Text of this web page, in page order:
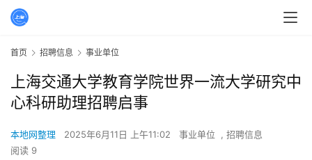
首页 招聘信息 事业单位
上海交通大学教育学院世界一流大学研究中
心科研助理招聘启事
本地网整理 2025年6月11日 上午11:02 事业单位 , 招聘信息
阅读 9